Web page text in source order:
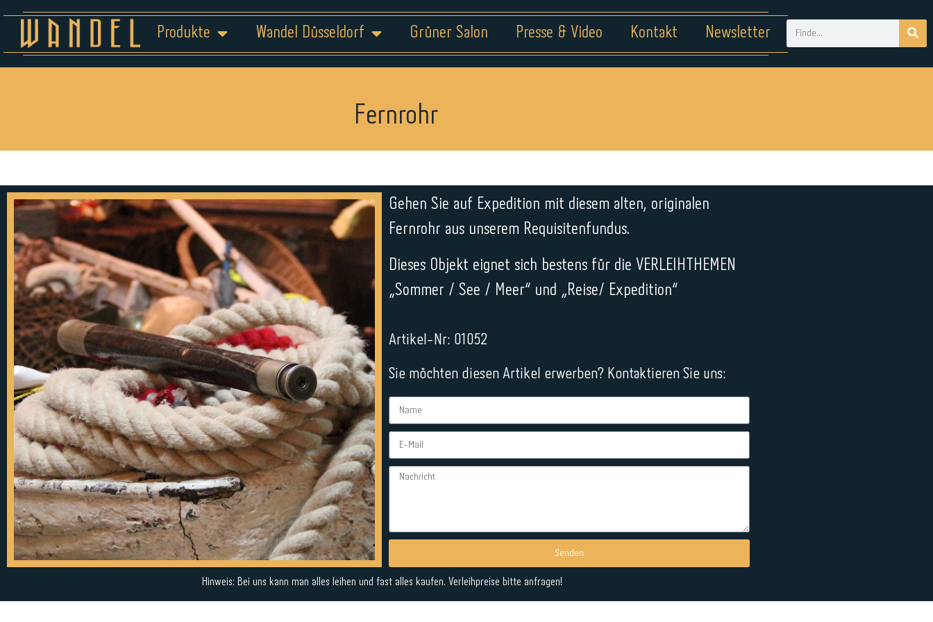
Produkte Wandel Düsseldorf Grüner Salon Presse & Video Kontakt Newsletter
Fernrohr
Gehen Sie auf Expedition mit diesem alten, originalen
Fernrohr aus unserem Requisitenfundus.
Dieses Objekt eignet sich bestens für die VERLEIHTHEMEN
„Sommer / See / Meer“ und „Reise/ Expedition“
Artikel-Nr: 01052
Sie möchten diesen Artikel erwerben? Kontaktieren Sie uns:
Senden
Alternative:
Hinweis: Bei uns kann man alles leihen und fast alles kaufen. Verleihpreise bitte anfragen!